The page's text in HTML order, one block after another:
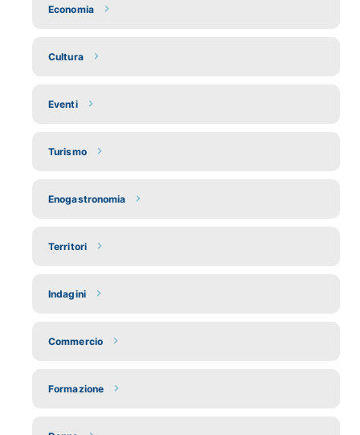
Economia
Cultura
Eventi
Turismo
Enogastronomia
Territori
Indagini
Commercio
Formazione